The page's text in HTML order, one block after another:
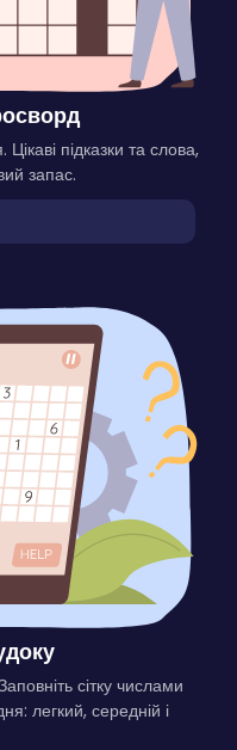
підказки та слова,
запас.
сітку числами
легкий, середній і